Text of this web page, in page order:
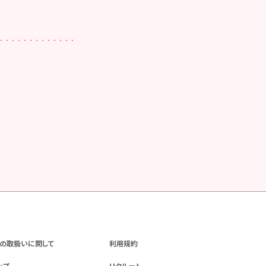
取扱いに関して 利用規約